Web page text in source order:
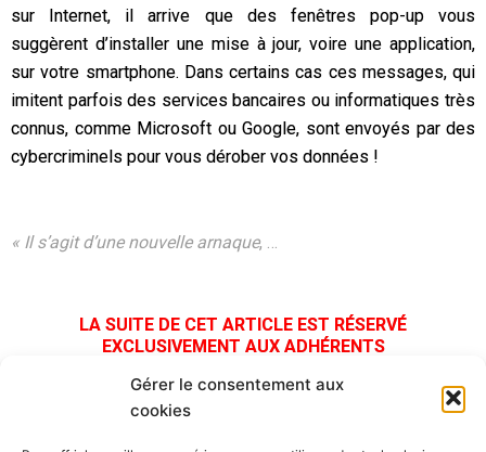
Gérer le consentement aux
cookies
sur Internet, il arrive que des fenêtres pop-up vous
suggèrent d’installer une mise à jour, voire une application,
sur votre smartphone. Dans certains cas ces messages, qui
imitent parfois des services bancaires ou informatiques très
connus, comme Microsoft ou Google, sont envoyés par des
cybercriminels pour vous dérober vos données !
« Il s’agit d’une nouvelle arnaque, …
LA SUITE DE CET ARTICLE EST RÉSERVÉ
EXCLUSIVEMENT AUX ADHÉRENTS
CONTACT ET INFOS